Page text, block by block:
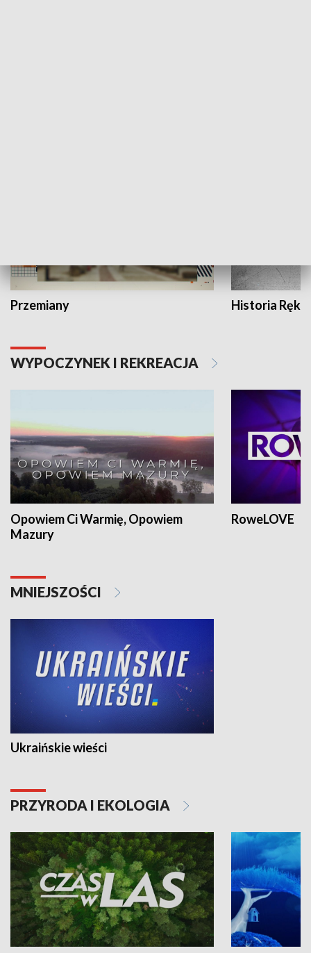
Przemiany Historia Ręką
WYPOCZYNEK I REKREACJA
Opowiem Ci Warmię, Opowiem
Mazury
RoweLOVE
MNIEJSZOŚCI
Ukraińskie wieści
PRZYRODA I EKOLOGIA